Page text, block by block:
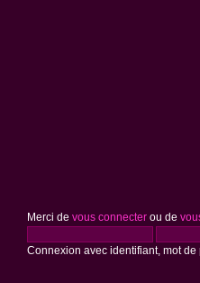
Merci de vous connecterou de
Connexion avec identifiant, mot